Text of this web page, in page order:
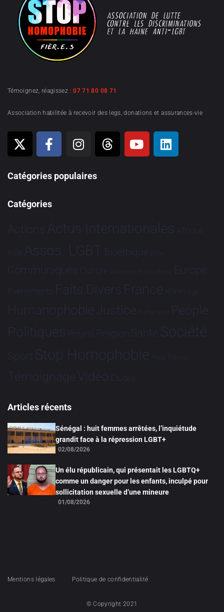
Témoignez, réagissez :07 71 80 08 71
Association habilitée à recevoir des legs, donations et assurances-vie
Catégories populaires
Catégories
Actions Actus Internationales Afrique
Asie Assos. LGBT Bioéthique Brève
Communiqués Culture Dialogues France-Brésil Europe
Evénements Faits Divers France Hommage
HumanophobieJustice Partenariat People
Politiques Projets Religion Santé Société
Sport Stop Homophobie Tech Tribune
TémoignageVidéo Études
Articles récents
Sénégal : huit femmes arrêtées, l’inquiétude
grandit face à la répression LGBT+
02/08/2026
Un élu républicain, qui présentait les LGBTQ+
comme un danger pour les enfants, inculpé pour
sollicitation sexuelle d’une mineure
01/08/2026
Mentions légales Politique de confidentialité
© Copyright 2021